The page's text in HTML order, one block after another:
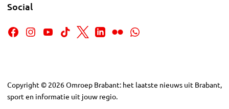
Social
Copyright © 2026Omroep Brabant: het laatste nieuws uit Brabant,
sport en informatie uit jouw regio.